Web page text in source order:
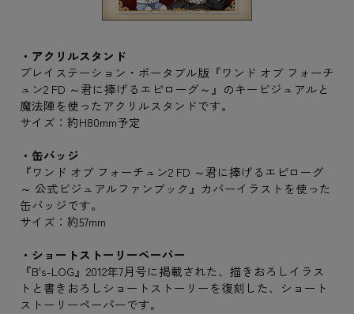
・アクリルスタンド
プレイステーション・ポータブル版『ワンド オブ フォーチ
ュン2 FD ～君に捧げるエピローグ～』のキービジュアルと
魔法陣を使ったアクリルスタンドです。
サイズ：約H80mm予定
・缶バッジ
『ワンド オブ フォーチュン2 FD ～君に捧げるエピローグ
～ 公式ビジュアルファンブック』カバーイラストを使った
缶バッジです。
サイズ：約57mm
・ショートストーリーペーパー
『B's-LOG』2012年7月号に掲載された、描きおろしイラス
トと書きおろしショートストーリーを復刻した、ショート
ストーリーペーパーです。